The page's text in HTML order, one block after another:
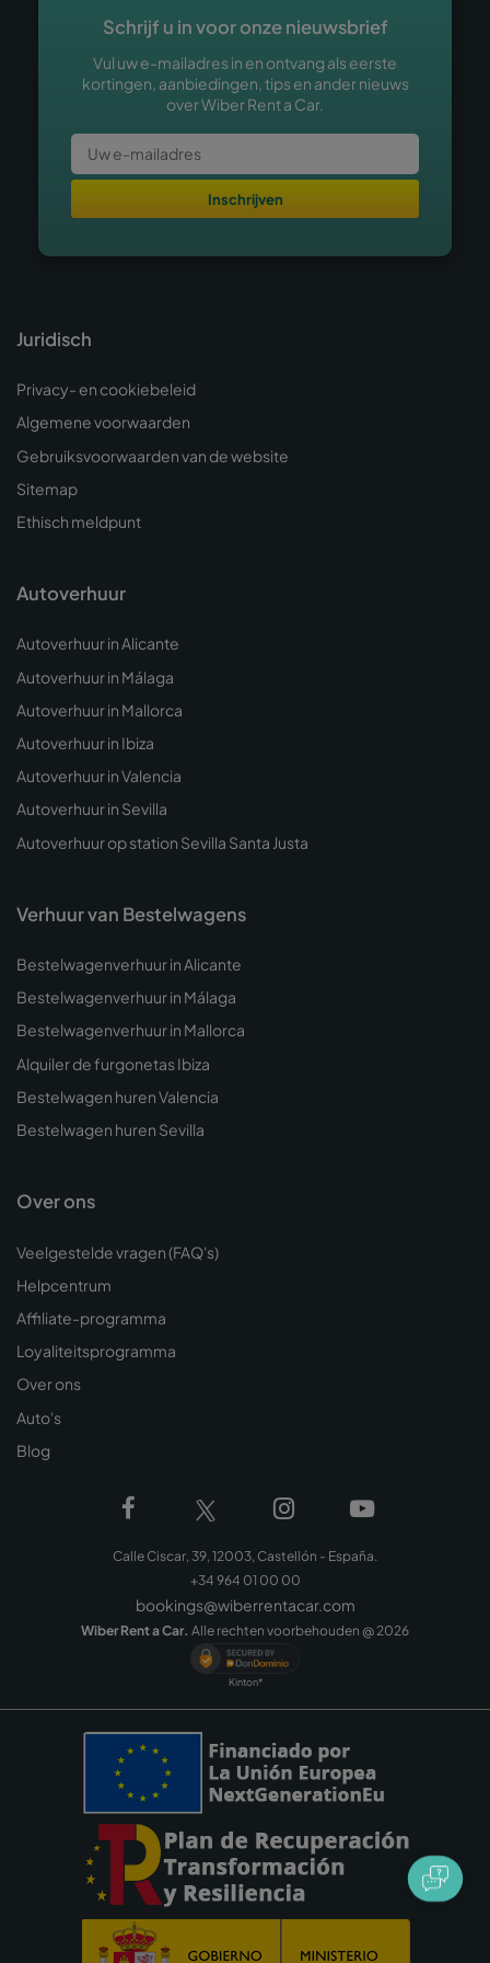
Schrijf u in voor onze nieuwsbrief
Vul uw e-mailadres in en ontvang als eerste
kortingen, aanbiedingen, tips en ander nieuws
over Wiber Rent a Car.
Inschrijven
Juridisch
Privacy- en cookiebeleid
Algemene voorwaarden
Gebruiksvoorwaarden van de website
Sitemap
Ethisch meldpunt
Autoverhuur
Autoverhuur in Alicante
Autoverhuur in Málaga
Autoverhuur in Mallorca
Autoverhuur in Ibiza
Autoverhuur in Valencia
Autoverhuur in Sevilla
Autoverhuur op station Sevilla Santa Justa
Verhuur van Bestelwagens
Bestelwagenverhuur in Alicante
Bestelwagenverhuur in Málaga
Bestelwagenverhuur in Mallorca
Alquiler de furgonetas Ibiza
Bestelwagen huren Valencia
Bestelwagen huren Sevilla
Over ons
Veelgestelde vragen (FAQ's)
Helpcentrum
Affiliate-programma
Loyaliteitsprogramma
Over ons
Auto's
Blog
Calle Ciscar, 39, 12003, Castellón - España.
+34 964 01 00 00
bookings@wiberrentacar.com
Wiber Rent a Car. Alle rechten voorbehouden @ 2026
Kinton*